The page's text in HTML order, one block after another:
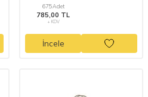
675 Adet
785,00 TL
+ KDV
İncele